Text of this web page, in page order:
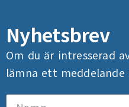
Nyhetsbrev
Om du är intresserad
lämna ett